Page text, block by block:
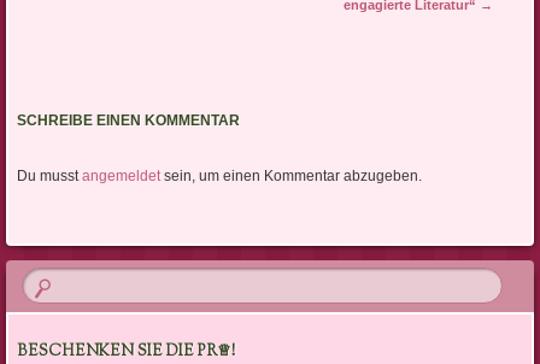
engagierte Literatur“ →
SCHREIBE EINEN KOMMENTAR
Du musst angemeldetsein, um einen Kommentar abzugeben.
BESCHENKEN SIE DIE PR♕!